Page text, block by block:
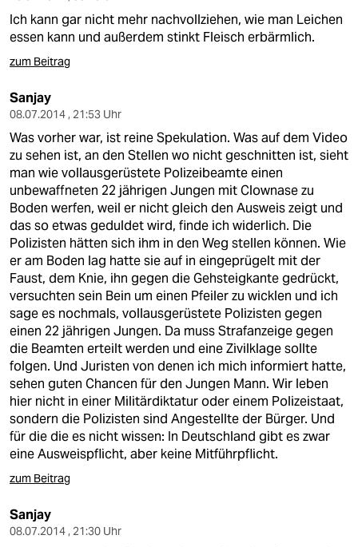
Ich kann gar nicht mehr nachvollziehen, wie man Leichen
essen kann und außerdem stinkt Fleisch erbärmlich.
zum Beitrag
Sanjay
08.07.2014 , 21:53 Uhr
Was vorher war, ist reine Spekulation. Was auf dem Video
zu sehen ist, an den Stellen wo nicht geschnitten ist, sieht
man wie vollausgerüstete Polizeibeamte einen
unbewaffneten 22 jährigen Jungen mit Clownase zu
Boden werfen, weil er nicht gleich den Ausweis zeigt und
das so etwas geduldet wird, finde ich widerlich. Die
Polizisten hätten sich ihm in den Weg stellen können. Wie
er am Boden lag hatte sie auf in eingeprügelt mit der
Faust, dem Knie, ihn gegen die Gehsteigkante gedrückt,
versuchten sein Bein um einen Pfeiler zu wicklen und ich
sage es nochmals, vollausgerüstete Polizisten gegen
einen 22 jährigen Jungen. Da muss Strafanzeige gegen
die Beamten erteilt werden und eine Zivilklage sollte
folgen. Und Juristen von denen ich mich informiert hatte,
sehen guten Chancen für den Jungen Mann. Wir leben
hier nicht in einer Militärdiktatur oder einem Polizeistaat,
sondern die Polizisten sind Angestellte der Bürger. Und
für die die es nicht wissen: In Deutschland gibt es zwar
eine Ausweispflicht, aber keine Mitführpflicht.
zum Beitrag
Sanjay
08.07.2014 , 21:30 Uhr